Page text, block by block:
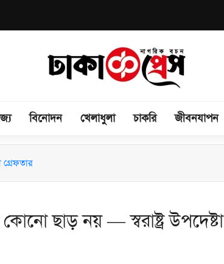
বিনোদন খেলাধুলা চাকরি জীবনযাপন
অনুষ্ঠিত
ছাড় নয় — স্বরাষ্ট্র উপদেষ্টা